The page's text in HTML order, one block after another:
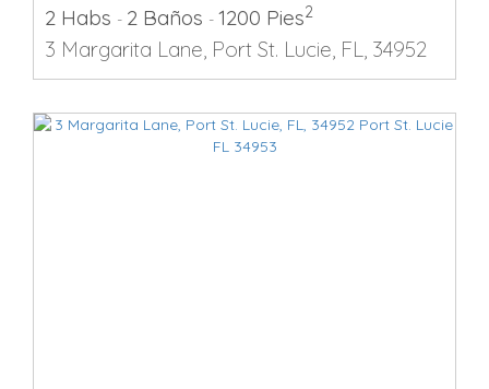
2 Habs - 2 Baños - 1200 Pies2
3 Margarita Lane, Port St. Lucie, FL, 34952